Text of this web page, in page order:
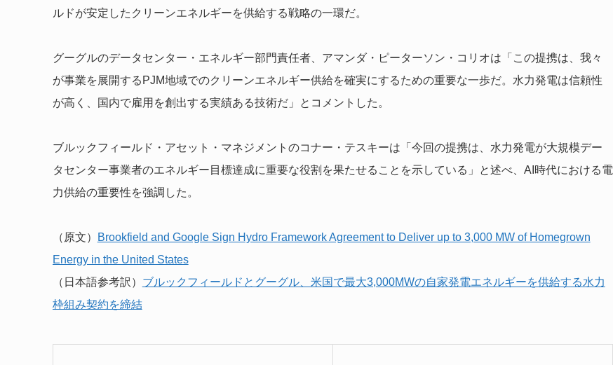
ルドが安定したクリーンエネルギーを供給する戦略の一環だ。
グーグルのデータセンター・エネルギー部門責任者、アマンダ・ピーターソン・コリオは「この提携は、我々
が事業を展開するPJM地域でのクリーンエネルギー供給を確実にするための重要な一歩だ。水力発電は信頼性
が高く、国内で雇用を創出する実績ある技術だ」とコメントした。
ブルックフィールド・アセット・マネジメントのコナー・テスキーは「今回の提携は、水力発電が大規模デー
タセンター事業者のエネルギー目標達成に重要な役割を果たせることを示している」と述べ、AI時代における電
力供給の重要性を強調した。
（原文）
Brookfield and Google Sign Hydro Framework Agreement to Deliver up to 3,000 MW of Homegrown
Energy in the United States
（日本語参考訳） ブルックフィールドとグーグル、米国で最大3,000MWの自家発電エネルギーを供給する水力
枠組み契約を締結